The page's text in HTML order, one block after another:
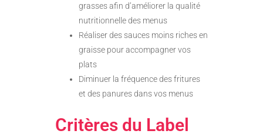
grasses afin d’améliorer la qualité
nutritionnelle des menus
Réaliser des sauces moins riches en
graisse pour accompagner vos
plats
Diminuer la fréquence des fritures
et des panures dans vos menus
Critères du Label